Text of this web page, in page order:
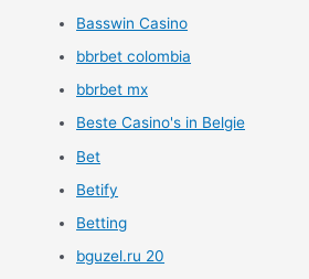
Basswin Casino
bbrbet colombia
bbrbet mx
Beste Casino's in Belgie
Bet
Betify
Betting
bguzel.ru 20